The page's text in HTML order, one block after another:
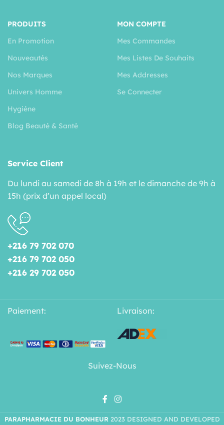
PRODUITS
En Promotion
Nouveautés
Nos Marques
Univers Homme
Hygiéne
Blog Beauté & Santé
MON COMPTE
Mes Commandes
Mes Listes De Souhaits
Mes Addresses
Se Connecter
Service Client
Du lundi au samedi de 8h à 19h et le dimanche de 9h à
15h (prix d’un appel local)
+216 79 702 070
+216 79 702 050
+216 29 702 050
Paiement: Livraison:
Suivez-Nous
PARAPHARMACIE DU BONHEUR 2023 DESIGNED AND DEVELOPED